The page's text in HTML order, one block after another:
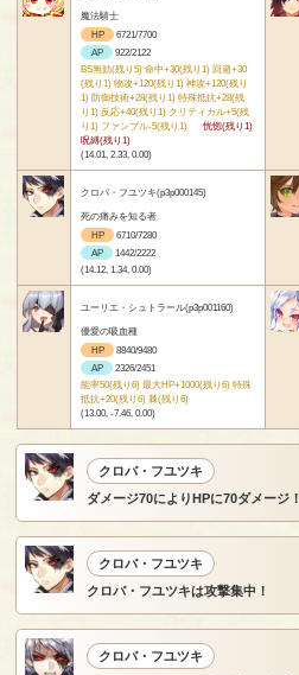
魔法騎士
HP
6721/7700
AP
922/2122
BS無効(残り5) 命中+30(残り1) 回避+30
(残り1) 物攻+120(残り1) 神攻+120(残り
1) 防御技術+28(残り1) 特殊抵抗+28(残
り1) 反応+40(残り1) クリティカル+5(残
り1) ファンブル-5(残り1)
恍惚(残り1)
呪縛(残り1)
(14.01, 2.33, 0.00)
クロバ・フユツキ(p3p000145)
死の痛みを知る者
HP
6710/7280
AP
1442/2222
(14.12, 1.34, 0.00)
ユーリエ・シュトラール(p3p001160)
優愛の吸血種
HP
8840/9480
AP
2326/2451
能率50(残り6) 最大HP+1000(残り6) 特殊
抵抗+20(残り6) 棘(残り6)
(13.00, -7.46, 0.00)
クロバ・フユツキ
ダメージ70によりHPに70ダメージ！
クロバ・フユツキ
クロバ・フユツキは攻撃集中！
クロバ・フユツキ